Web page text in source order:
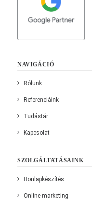
NAVIGÁCIÓ
Rólunk
Referenciáink
Tudástár
Kapcsolat
SZOLGÁLTATÁSAINK
Honlapkészítés
Online marketing